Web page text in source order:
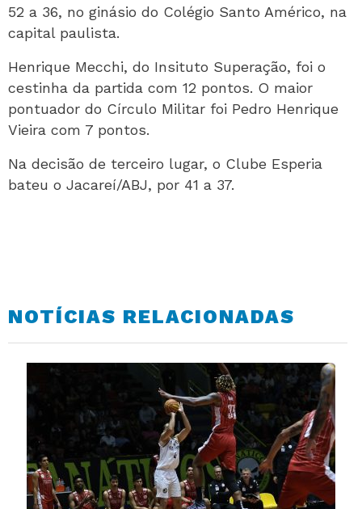
52 a 36, no ginásio do Colégio Santo Américo, na
capital paulista.
Henrique Mecchi, do Insituto Superação, foi o
cestinha da partida com 12 pontos. O maior
pontuador do Círculo Militar foi Pedro Henrique
Vieira com 7 pontos.
Na decisão de terceiro lugar, o Clube Esperia
bateu o Jacareí/ABJ, por 41 a 37.
NOTÍCIAS RELACIONADAS